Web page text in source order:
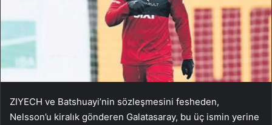
ZIYECH ve Batshuayi’nin sözleşmesini fesheden,
Nelsson’u kiralık gönderen Galatasaray, bu üç ismin yerine